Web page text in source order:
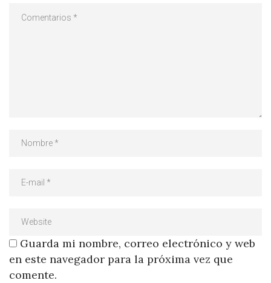
Guarda mi nombre, correo electrónico y web
en este navegador para la próxima vez que
comente.